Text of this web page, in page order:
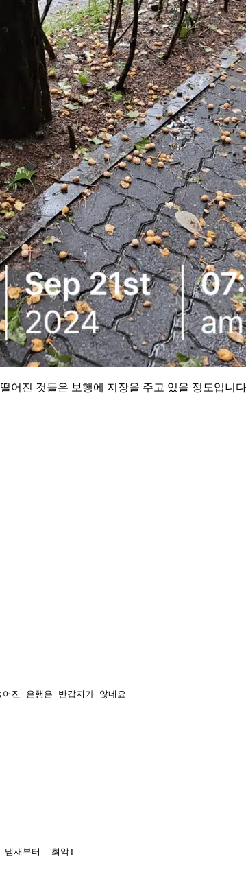
어진 것들은 보행에 지장을 주고 있을 정도입
진 은행은 반갑지가 않네요